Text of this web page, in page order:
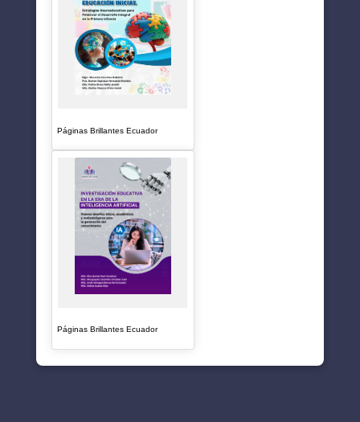
Páginas Brillantes Ecuador
Páginas Brillantes Ecuador